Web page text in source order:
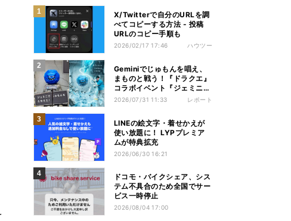
X/Twitterで自分のURLを調
べてコピーする方法 - 投稿
URLのコピー手順も
2026/02/17 17:46 ハウツー
Geminiでじゅもんを唱え、
まものと戦う！『ドラクエ』
コラボイベント『ジェミニク
エスト』を体験してきた
2026/07/31 11:33 レポート
LINEの絵文字・着せかえが
使い放題に！ LYPプレミア
ムが特典拡充
2026/06/30 16:21
ドコモ・バイクシェア、シス
テム不具合のため全国でサー
ビス一時停止
2026/08/04 17:00